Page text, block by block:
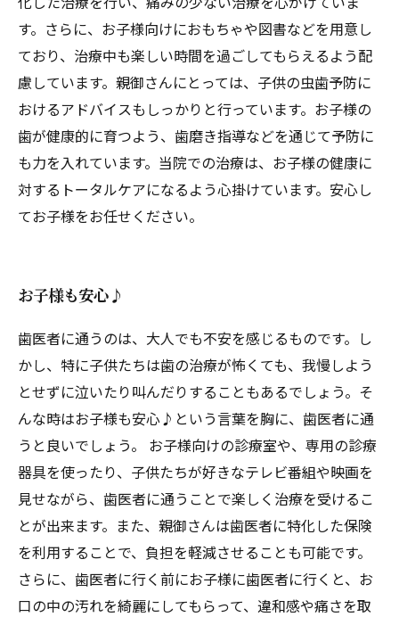
す。さらに、お子様向けにおもちゃや図書などを用意し
ており、治療中も楽しい時間を過ごしてもらえるよう配
慮しています。親御さんにとっては、子供の虫歯予防に
おけるアドバイスもしっかりと行っています。お子様の
歯が健康的に育つよう、歯磨き指導などを通じて予防に
も力を入れています。当院での治療は、お子様の健康に
対するトータルケアになるよう心掛けています。安心し
てお子様をお任せください。
お子様も安心♪
歯医者に通うのは、大人でも不安を感じるものです。し
かし、特に子供たちは歯の治療が怖くても、我慢しよう
とせずに泣いたり叫んだりすることもあるでしょう。そ
んな時はお子様も安心♪という言葉を胸に、歯医者に通
うと良いでしょう。 お子様向けの診療室や、専用の診療
器具を使ったり、子供たちが好きなテレビ番組や映画を
見せながら、歯医者に通うことで楽しく治療を受けるこ
とが出来ます。また、親御さんは歯医者に特化した保険
を利用することで、負担を軽減させることも可能です。
さらに、歯医者に行く前にお子様に歯医者に行くと、お
口の中の汚れを綺麗にしてもらって、違和感や痛さを取